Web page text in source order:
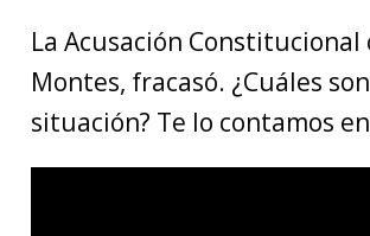
La Acusación
Montes, fracasó. ¿Cuáles
situación? Te lo contamos